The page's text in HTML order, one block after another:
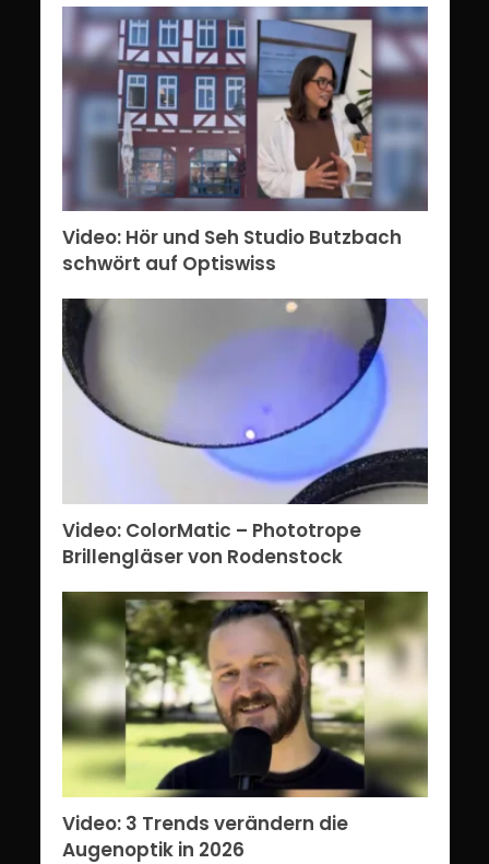
Video: Hör und Seh Studio Butzbach
schwört auf Optiswiss
Video: ColorMatic – Phototrope
Brillengläser von Rodenstock
Video: 3 Trends verändern die
Augenoptik in 2026